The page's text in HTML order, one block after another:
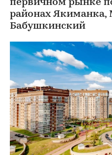
первичном рынке
районах Якиманка,
Бабушкинский